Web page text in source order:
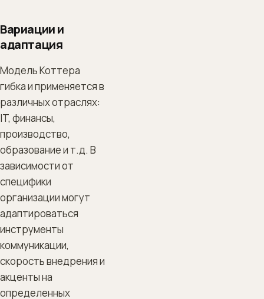
Вариации и
адаптация
Модель Коттера
гибка и применяется в
различных отраслях:
IT, финансы,
производство,
образование и т.д. В
зависимости от
специфики
организации могут
адаптироваться
инструменты
коммуникации,
скорость внедрения и
акценты на
определенных